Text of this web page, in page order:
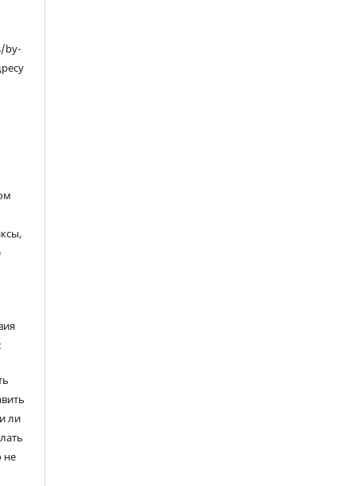
by-
ли
не